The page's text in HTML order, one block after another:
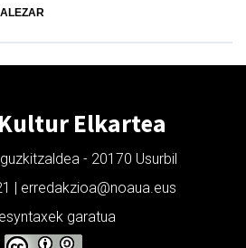
Elkartea
- 20170 Usurbil
| erredakzioa@noaua.eus
garatua